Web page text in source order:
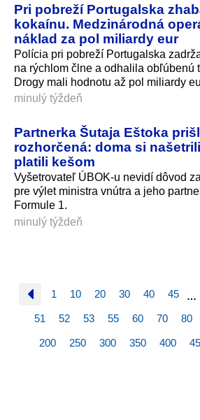
Pri pobreží Portugalska
kokaínu. Medzinárodná
náklad za pol miliardy eur
Polícia pri pobreží Portugalska
na rýchlom člne a odhalila obľúbenú
Drogy mali hodnotu až pol miliardy
minulý týždeň
Partnerka Šutaja Eštoka
rozhorčená: doma si
platili kešom
Vyšetrovateľ ÚBOK-u nevidí dôvod
pre výlet ministra vnútra a jeho
Formule 1.
minulý týždeň
1 10 20 30 40 45 …
51 52 53 55 60 70 80
200 250 300 350 400